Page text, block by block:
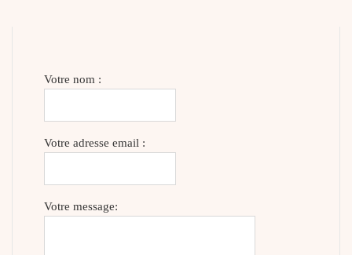
Votre nom :
Votre adresse email :
Votre message: